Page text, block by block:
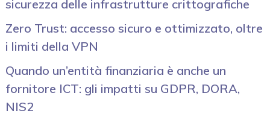
sicurezza delle infrastrutture crittografiche
Zero Trust: accesso sicuro e ottimizzato, oltre
i limiti della VPN
Quando un’entità finanziaria è anche un
fornitore ICT: gli impatti su GDPR, DORA,
NIS2